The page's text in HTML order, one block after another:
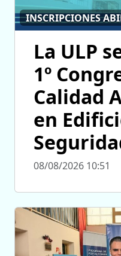
INSCRIPCIONES
La ULP
1º
Calidad
en
08/08/2026 10:51